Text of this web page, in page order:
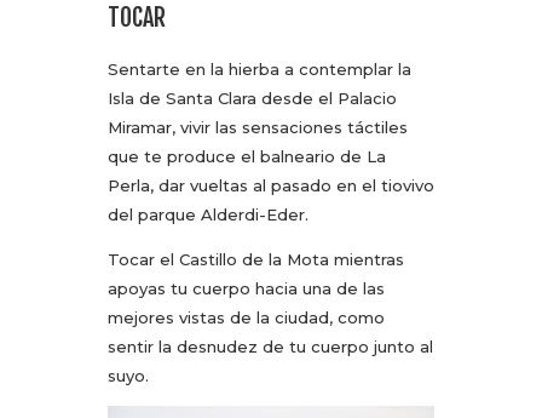
TOCAR
Sentarte en la hierba a contemplar la
Isla de Santa Clara desde el Palacio
Miramar, vivir las sensaciones táctiles
que te produce el balneario de La
Perla, dar vueltas al pasado en el tiovivo
del parque Alderdi-Eder.
Tocar el Castillo de la Mota mientras
apoyas tu cuerpo hacia una de las
mejores vistas de la ciudad, como
sentir la desnudez de tu cuerpo junto al
suyo.